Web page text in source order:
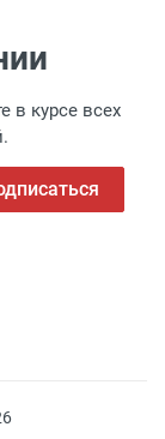
в курсе всех